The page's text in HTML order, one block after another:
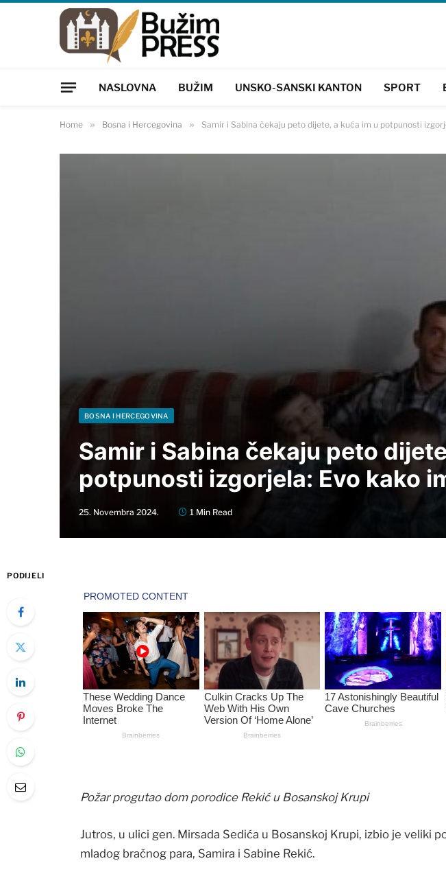
NASLOVNA BUŽIM UNSKO-SANSKI KANTON SPORT
Home » Bosna i Hercegovina » Samir i Sabina čekaju peto dijete, a kuća im u potpunosti
BOSNA I HERCEGOVINA
Samir i Sabina čekaju peto
potpunosti izgorjela: Evo kako
25. Novembra 2024. 1 Min Read
PODIJELI
Požar progutao dom porodice Rekić u Bosanskoj Krupi
Jutros, u ulici gen. Mirsada Sedića u Bosanskoj Krupi, izbio je veliki
mladog bračnog para, Samira i Sabine Rekić.